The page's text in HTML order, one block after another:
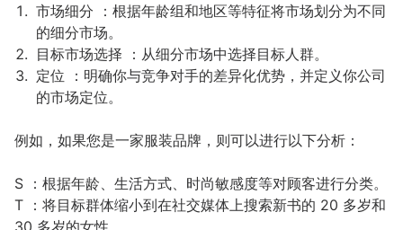
市场细分 ：根据年龄组和地区等特征将市场划分为不同
的细分市场。
目标市场选择 ：从细分市场中选择目标人群。
定位 ：明确你与竞争对手的差异化优势，并定义你公司
的市场定位。
例如，如果您是一家服装品牌，则可以进行以下分析：
S ：根据年龄、生活方式、时尚敏感度等对顾客进行分类。
T ：将目标群体缩小到在社交媒体上搜索新书的 20 多岁和
30 多岁的女性。